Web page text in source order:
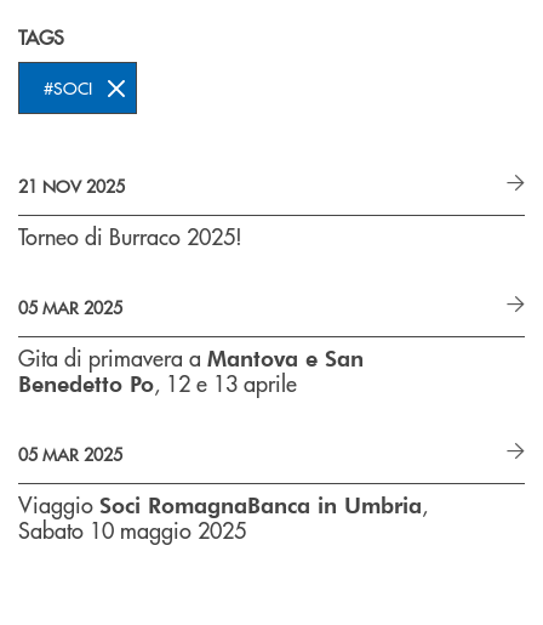
TAGS
#SOCI
21 NOV 2025
Torneo di Burraco 2025!
05 MAR 2025
Gita di primavera a Mantova e San
Benedetto Po, 12 e 13 aprile
05 MAR 2025
Viaggio Soci RomagnaBanca in Umbria,
Sabato 10 maggio 2025